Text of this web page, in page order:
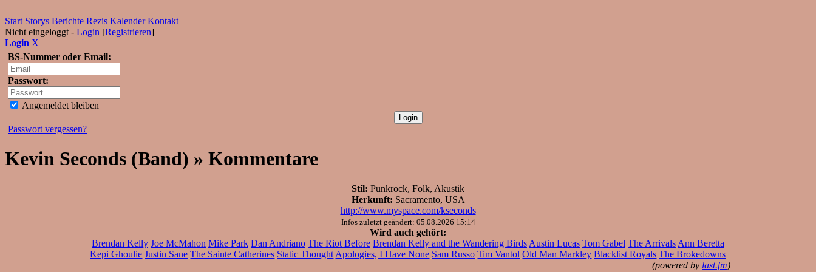
Start Storys Berichte Rezis Kalender Kontakt
Nicht eingeloggt - Login [Registrieren]
Login X
BS-Nummer oder Email:
Passwort:
Angemeldet bleiben
Passwort vergessen?
Kevin Seconds (Band) » Kommentare
Stil: Punkrock, Folk, Akustik
Herkunft: Sacramento, USA
http://www.myspace.com/kseconds
Infos zuletzt geändert: 05.08.2026 15:14
Wird auch gehört:
Brendan Kelly Joe McMahon Mike Park Dan Andriano The Riot Before Brendan Kelly and the Wandering Birds Austin Lucas Tom Gabel The Arrivals Ann Beretta
Kepi Ghoulie Justin Sane The Sainte Catherines Static Thought Apologies, I Have None Sam Russo Tim Vantol Old Man Markley Blacklist Royals The Brokedowns
(powered by last.fm)